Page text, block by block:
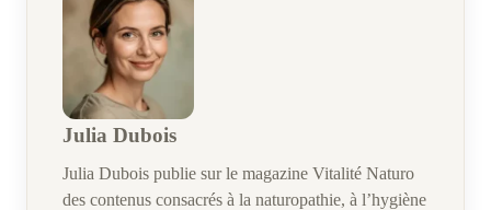
Julia Dubois
Julia Dubois publie sur le magazine Vitalité Naturo
des contenus consacrés à la naturopathie, à l’hygiène